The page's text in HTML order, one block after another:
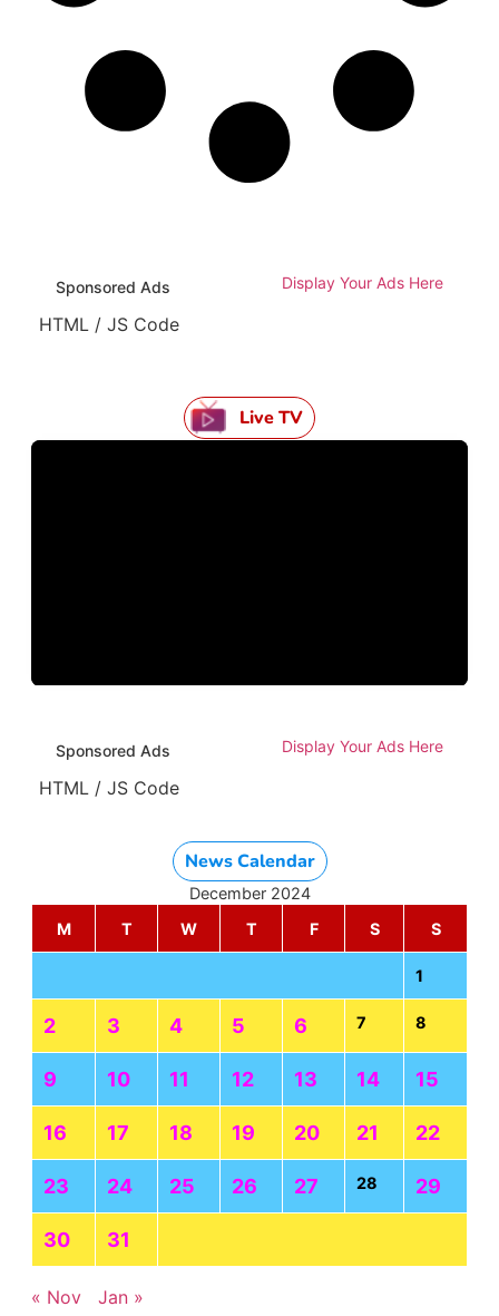
Sponsored Ads Display Your Ads Here
HTML / JS Code
Live TV
Sponsored Ads Display Your Ads Here
HTML / JS Code
News Calendar
December 2024
M
T W T F S S
1
2 3 4 5 6 7 8
9 10 11 12 13 14 15
16 17 18 19 20 21 22
23 24 25 26 27 28 29
30 31
« Nov Jan »